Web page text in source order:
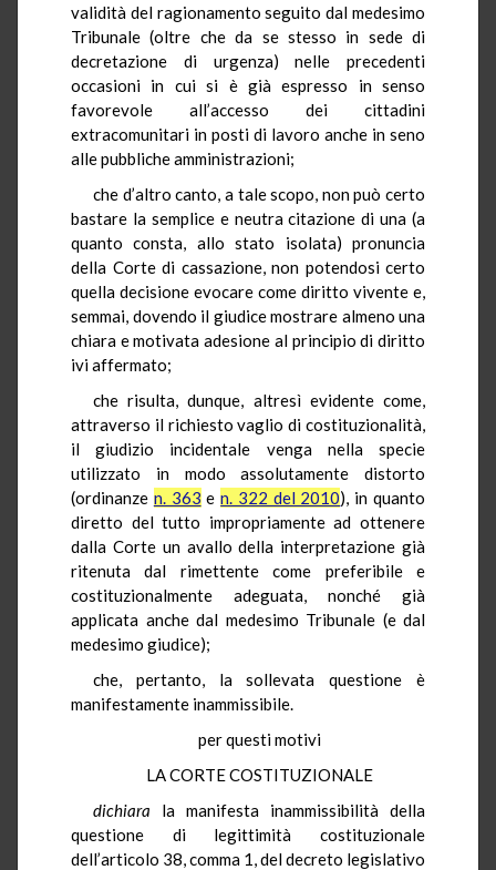
validità del ragionamento seguito dal medesimo
Tribunale (oltre che da se stesso in sede di
decretazione di urgenza) nelle precedenti
occasioni in cui si è già espresso in senso
favorevole all’accesso dei cittadini
extracomunitari in posti di lavoro anche in seno
alle pubbliche amministrazioni;
che d’altro canto, a tale scopo, non può certo
bastare la semplice e neutra citazione di una (a
quanto consta, allo stato isolata) pronuncia
della Corte di cassazione, non potendosi certo
quella decisione evocare come diritto vivente e,
semmai, dovendo il giudice mostrare almeno una
chiara e motivata adesione al principio di diritto
ivi affermato;
che risulta, dunque, altresì evidente come,
attraverso il richiesto vaglio di costituzionalità,
il giudizio incidentale venga nella specie
utilizzato in modo assolutamente distorto
(ordinanze n. 363 en. 322 del 2010), in quanto
diretto del tutto impropriamente ad ottenere
dalla Corte un avallo della interpretazione già
ritenuta dal rimettente come preferibile e
costituzionalmente adeguata, nonché già
applicata anche dal medesimo Tribunale (e dal
medesimo giudice);
che, pertanto, la sollevata questione è
manifestamente inammissibile.
per questi motivi
LA CORTE COSTITUZIONALE
dichiara la manifesta inammissibilità della
questione di legittimità costituzionale
dell’articolo 38, comma 1, del decreto legislativo